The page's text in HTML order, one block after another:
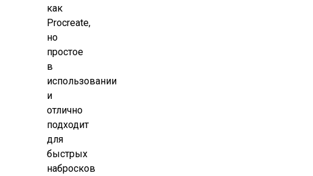
как
Procreate,
но
простое
в
использовании
и
отлично
подходит
для
быстрых
набросков